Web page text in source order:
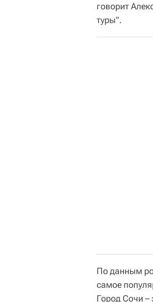
говорит
туры".
По данным
самое
Город Сочи –